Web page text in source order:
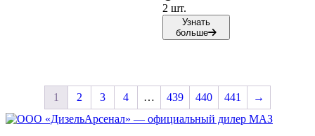
2 шт.
Узнать
больше
1 2 3 4 … 439 440 441 →